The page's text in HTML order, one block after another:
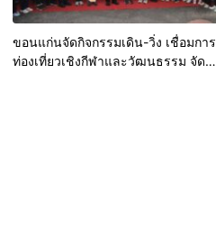
ขอนแก่นจัดกิจกรรมเดิน-วิ่ง เชื่อมการ
ท่องเที่ยวเชิงกีฬาและวัฒนธรรม จัด